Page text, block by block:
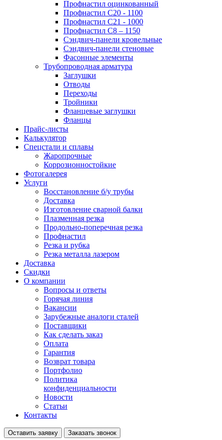
Профнастил оцинкованный
Профнастил С20 - 1100
Профнастил С21 - 1000
Профнастил С8 – 1150
Сэндвич-панели кровельные
Сэндвич-панели стеновые
Фасонные элементы
Трубопроводная арматура
Заглушки
Отводы
Переходы
Тройники
Фланцевые заглушки
Фланцы
Прайс-листы
Калькулятор
Спецстали и сплавы
Жаропрочные
Коррозионностойкие
Фотогалерея
Услуги
Восстановление б/у трубы
Доставка
Изготовление сварной балки
Плазменная резка
Продольно-поперечная резка
Профнастил
Резка и рубка
Резка металла лазером
Доставка
Скидки
О компании
Вопросы и ответы
Горячая линия
Вакансии
Зарубежные аналоги сталей
Поставщики
Как сделать заказ
Оплата
Гарантия
Возврат товара
Портфолио
Политика
конфиденциальности
Новости
Статьи
Контакты
Оставить заявку Заказать звонок